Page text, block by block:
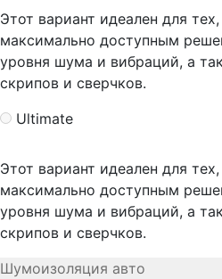
Этот вариант идеален для
максимально доступным
уровня шума и вибраций, а
скрипов и сверчков.
Ultimate
Этот вариант идеален для
максимально доступным
уровня шума и вибраций, а
скрипов и сверчков.
Шумоизоляция авто